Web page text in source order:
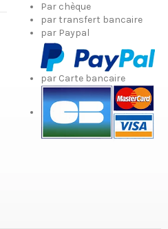
Par chèque
par transfert bancaire
par Paypal
par Carte bancaire